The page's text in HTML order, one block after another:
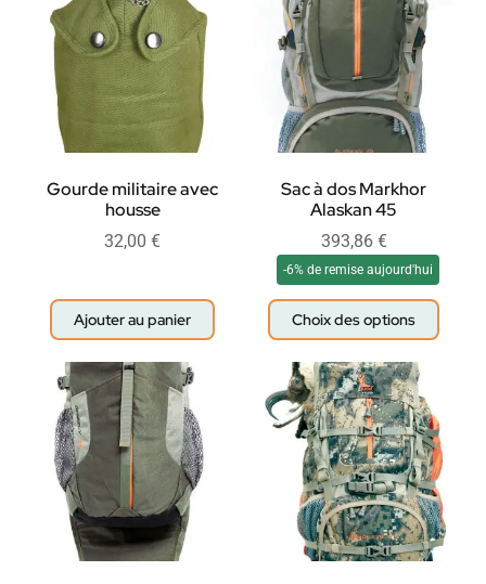
Gourde militaire avec
housse
32,00 €
Ajouter au panier
Sac à dos Markhor
Alaskan 45
393,86 €
-6% de remise aujourd'hui
Choix des options